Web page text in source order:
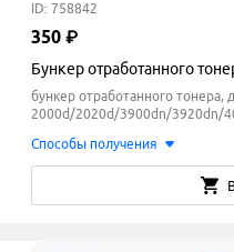
ID: 758842
350 ₽
Бункер отработанного
бункер отработанного тонера,
2000d/2020d/3900dn/3920dn/
Способы получения